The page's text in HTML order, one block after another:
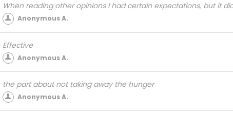
When reading other opinions I had certain expectations, but it
Anonymous A.
Effective
Anonymous A.
the part about not taking away the hunger
Anonymous A.